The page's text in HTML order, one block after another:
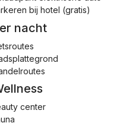
bij hotel (gratis)
nacht
center